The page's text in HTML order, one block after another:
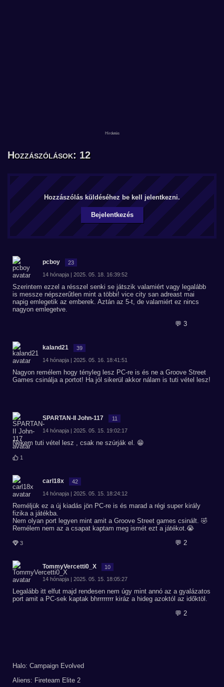
Hozzászólások: 12
Hozzászólás küldéséhez be kell jelentkezni.
Bejelentkezés
pcboy 23
14 hónapja | 2025. 05. 18. 16:39:52
Szerintem ezzel a résszel senki se játszik valamiért vagy legalább
is messze népszerűtlen mint a többi! vice city san adreast mai
napig emlegetik az emberek. Aztán az 5-t, de valamiért ez nincs
nagyon emlegetve.
💬 3
kaland21 39
14 hónapja | 2025. 05. 16. 18:41:51
Nagyon remélem hogy tényleg lesz PC-re is és ne a Groove Street
Games csinálja a portot! Ha jól sikerül akkor nálam is tuti vétel lesz!
SPARTAN-II John-117 11
14 hónapja | 2025. 05. 15. 19:02:17
Nekem tuti vétel lesz , csak ne szúrják el. 😁
1
carl18x 42
14 hónapja | 2025. 05. 15. 18:24:12
Reméljük ez a új kiadás jön PC-re is és marad a régi super király
fizika a játékba.
Nem olyan port legyen mint amit a Groove Street games csinált. 🤣
Remélem nem az a csapat kaptam meg ismét ezt a játékot.😭
3 💬 2
TommyVercetti0_X 10
14 hónapja | 2025. 05. 15. 18:05:27
Legalább itt elfut majd rendesen nem úgy mint annó az a gyalázatos
port amit a PC-sek kaptak bhrrrrrrrr kiráz a hideg azoktól az időktöl.
💬 2
Halo: Campaign Evolved
Aliens: Fireteam Elite 2